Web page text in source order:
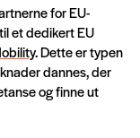
for EU-
et dedikert EU
. Dette er typen
dannes, der
og finne ut